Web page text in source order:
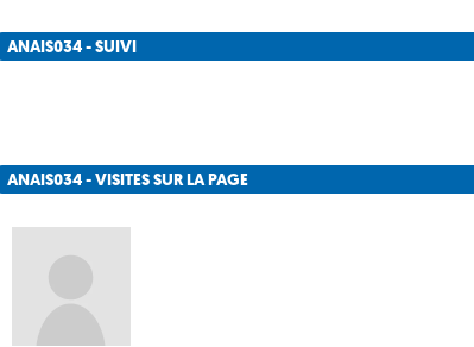
ANAIS034 - SUIVI
ANAIS034 - VISITES SUR LA PAGE